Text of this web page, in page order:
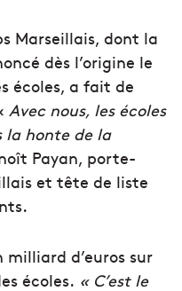
Marseillais, dont la
dès l’origine le
écoles, a fait de
Avec nous, les écoles
la honte de la
Payan, porte-
et tête de liste
milliard d’euros sur
écoles. « C’est le